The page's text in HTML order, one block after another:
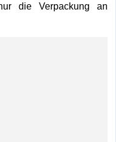
die Verpackung an